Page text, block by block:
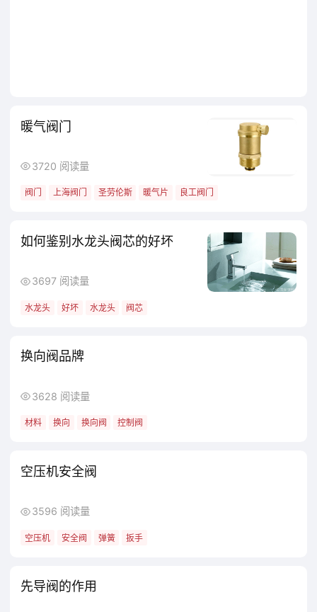
暖气阀门
3720 阅读量
阀门 上海阀门 圣劳伦斯 暖气片 良工阀门
如何鉴别水龙头阀芯的好坏
3697 阅读量
水龙头 好坏 水龙头 阀芯
换向阀品牌
3628 阅读量
材料 换向 换向阀 控制阀
空压机安全阀
3596 阅读量
空压机 安全阀 弹簧 扳手
先导阀的作用